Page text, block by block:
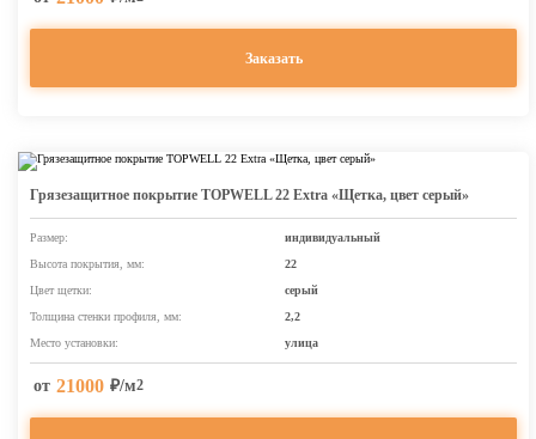
Заказать
Грязезащитное покрытие TOPWELL 22 Extra «Щетка, цвет серый»
Размер:
индивидуальный
Высота покрытия, мм:
22
Цвет щетки:
серый
Толщина стенки профиля, мм:
2,2
Место установки:
улица
от 21000 ₽/м2